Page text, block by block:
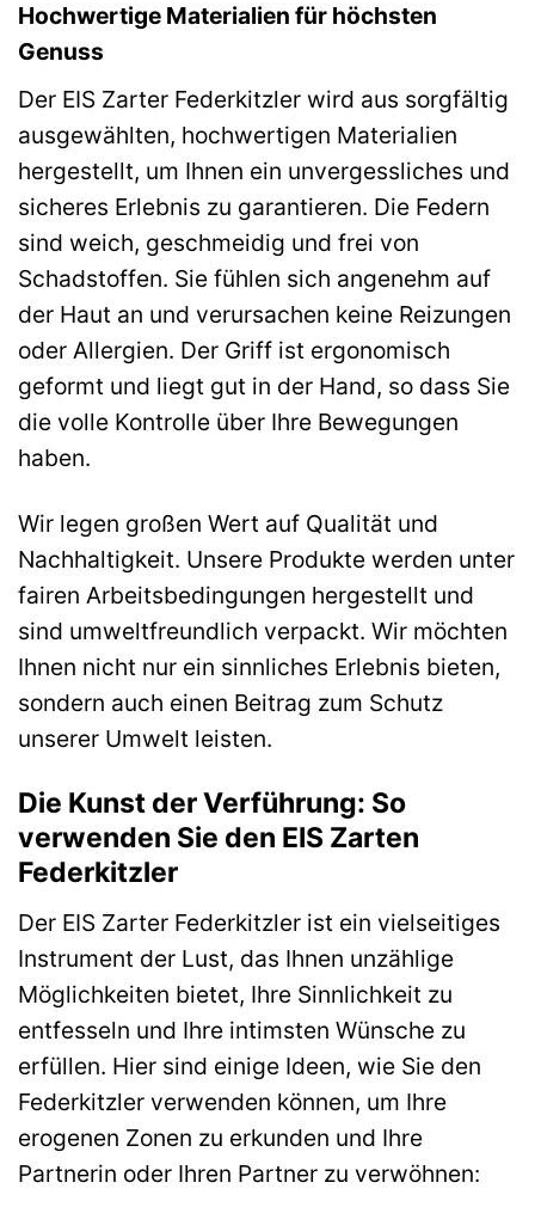
Hochwertige Materialien für höchsten
Genuss
Der EIS Zarter Federkitzler wird aus sorgfältig
ausgewählten, hochwertigen Materialien
hergestellt, um Ihnen ein unvergessliches und
sicheres Erlebnis zu garantieren. Die Federn
sind weich, geschmeidig und frei von
Schadstoffen. Sie fühlen sich angenehm auf
der Haut an und verursachen keine Reizungen
oder Allergien. Der Griff ist ergonomisch
geformt und liegt gut in der Hand, so dass Sie
die volle Kontrolle über Ihre Bewegungen
haben.
Wir legen großen Wert auf Qualität und
Nachhaltigkeit. Unsere Produkte werden unter
fairen Arbeitsbedingungen hergestellt und
sind umweltfreundlich verpackt. Wir möchten
Ihnen nicht nur ein sinnliches Erlebnis bieten,
sondern auch einen Beitrag zum Schutz
unserer Umwelt leisten.
Die Kunst der Verführung: So
verwenden Sie den EIS Zarten
Federkitzler
Der EIS Zarter Federkitzler ist ein vielseitiges
Instrument der Lust, das Ihnen unzählige
Möglichkeiten bietet, Ihre Sinnlichkeit zu
entfesseln und Ihre intimsten Wünsche zu
erfüllen. Hier sind einige Ideen, wie Sie den
Federkitzler verwenden können, um Ihre
erogenen Zonen zu erkunden und Ihre
Partnerin oder Ihren Partner zu verwöhnen: